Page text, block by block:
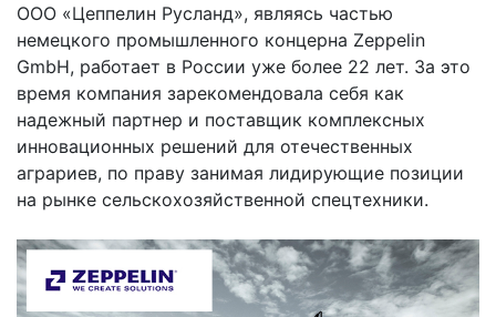
ООО «Цеппелин Русланд», являясь частью
немецкого промышленного концерна Zeppelin
GmbH, работает в России уже более 22 лет. За это
время компания зарекомендовала себя как
надежный партнер и поставщик комплексных
инновационных решений для отечественных
аграриев, по праву занимая лидирующие позиции
на рынке сельскохозяйственной спецтехники.